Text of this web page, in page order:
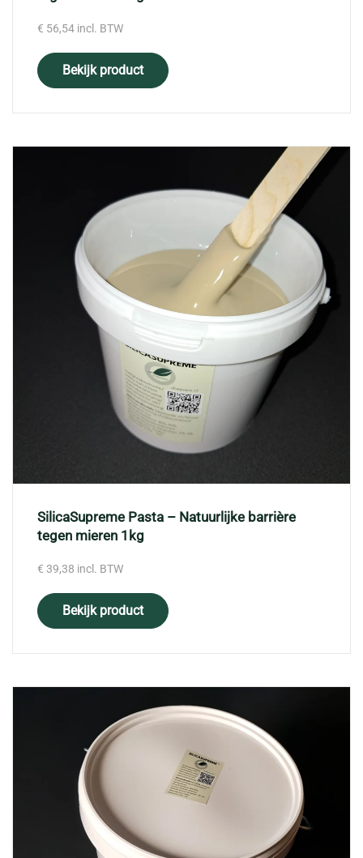
€ 56,54 incl. BTW
Bekijk product
SilicaSupreme Pasta – Natuurlijke barrière
tegen mieren 1kg
€ 39,38 incl. BTW
Bekijk product